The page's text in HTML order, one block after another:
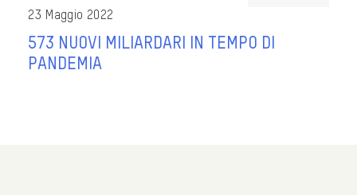
23 Maggio 2022
573 NUOVI MILIARDARI IN TEMPO DI
PANDEMIA